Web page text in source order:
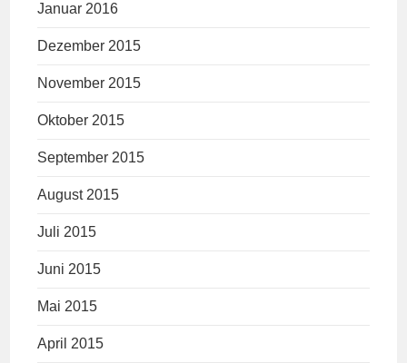
Januar 2016
Dezember 2015
November 2015
Oktober 2015
September 2015
August 2015
Juli 2015
Juni 2015
Mai 2015
April 2015